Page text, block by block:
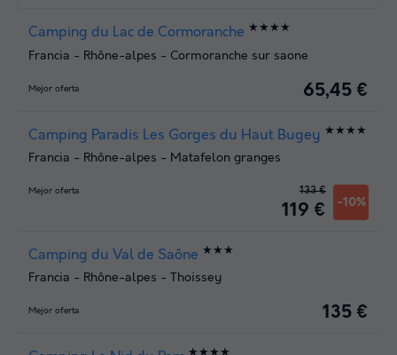
Camping du Lac de Cormoranche ★★★★
Francia - Rhône-alpes - Cormoranche sur saone
Mejor oferta 65,45 €
Camping Paradis Les Gorges du Haut Bugey ★★★★
Francia - Rhône-alpes - Matafelon granges
Mejor oferta
119 € -10%
133 €
Camping du Val de Saône ★★★
Francia - Rhône-alpes - Thoissey
Mejor oferta 135 €